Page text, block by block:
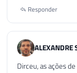
Responder
ALEXANDRE
Dirceu, as ações